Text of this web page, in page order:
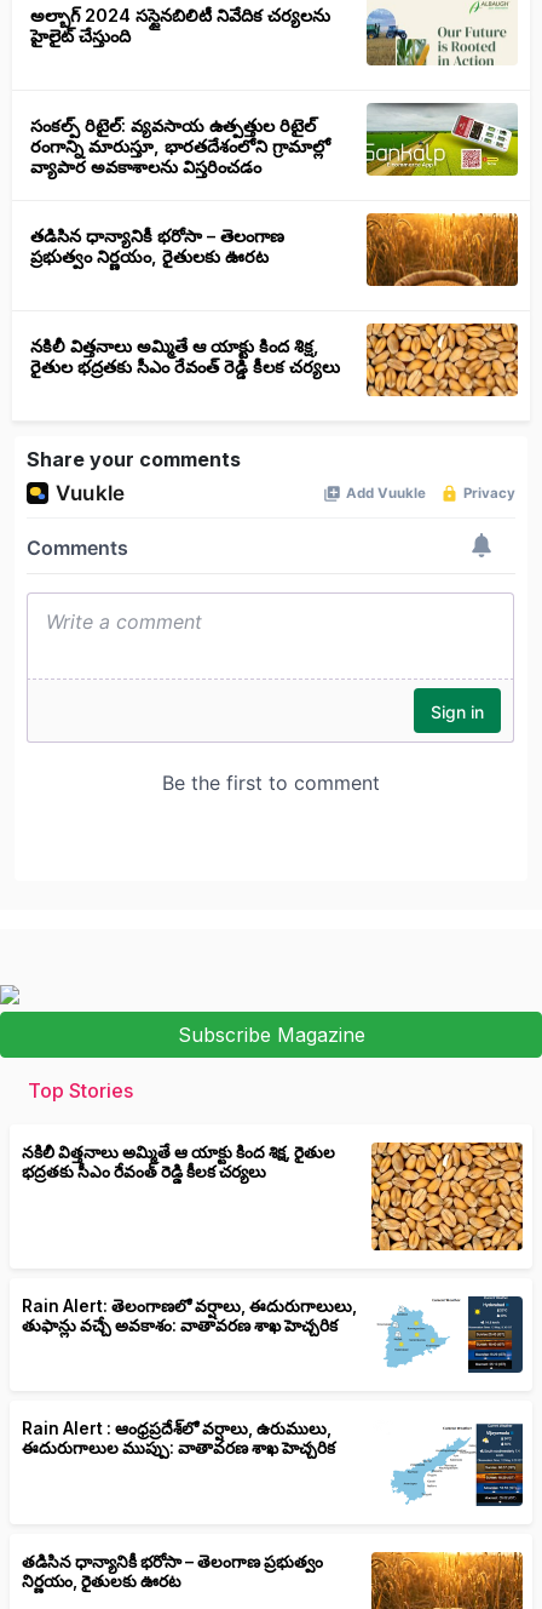
అల్బాగ్ 2024 సస్టైనబిలిటీ నివేదిక చర్యలను
హైలైట్ చేస్తుంది
సంకల్ప్ రిటైల్: వ్యవసాయ ఉత్పత్తుల రిటైల్
రంగాన్ని మారుస్తూ, భారతదేశంలోని గ్రామాల్లో
వ్యాపార అవకాశాలను విస్తరించడం
తడిసిన ధాన్యానికీ భరోసా – తెలంగాణ
ప్రభుత్వం నిర్ణయం, రైతులకు ఊరట
నకిలీ విత్తనాలు అమ్మితే ఆ యాక్టు కింద శిక్ష,
రైతుల భద్రతకు సీఎం రేవంత్ రెడ్డి కీలక చర్యలు
Share your comments
Subscribe Magazine
Top Stories
నకిలీ విత్తనాలు అమ్మితే ఆ యాక్టు కింద శిక్ష, రైతుల
భద్రతకు సీఎం రేవంత్ రెడ్డి కీలక చర్యలు
Rain Alert: తెలంగాణలో వర్షాలు, ఈదురుగాలులు,
తుఫాన్లు వచ్చే అవకాశం: వాతావరణ శాఖ హెచ్చరిక
Rain Alert : ఆంధ్రప్రదేశ్‌లో వర్షాలు, ఉరుములు,
ఈదురుగాలుల ముప్పు: వాతావరణ శాఖ హెచ్చరిక
తడిసిన ధాన్యానికీ భరోసా – తెలంగాణ ప్రభుత్వం
నిర్ణయం, రైతులకు ఊరట